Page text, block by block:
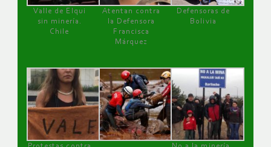
Valle de Elqui
sin minería.
Chile
Atentan contra
la Defensora
Francisca
Márquez
Defensoras de
Bolivia